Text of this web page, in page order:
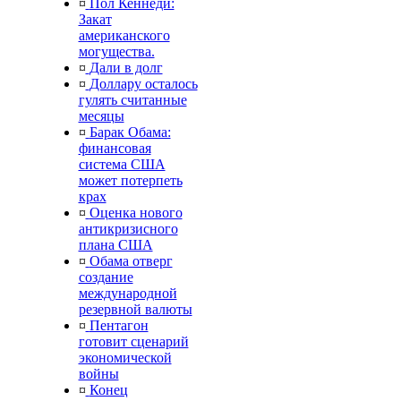
¤
Пол Кеннеди:
Закат
американского
могущества.
¤ Дали в долг
¤ Доллару осталось
гулять считанные
месяцы
¤ Барак Обама:
финансовая
система США
может потерпеть
крах
¤ Оценка нового
антикризисного
плана США
¤ Обама отверг
создание
международной
резервной валюты
¤ Пентагон
готовит сценарий
экономической
войны
¤ Конец